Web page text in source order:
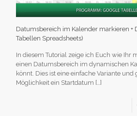
Datumsbereich im Kalender markieren +
Tabellen Spreadsheets)
In diesem Tutorial zeige ich Euch wie Ihr
einen Datumsbereich im dynamischen
könnt. Dies ist eine einfache Variante und
Möglichkeit ein Startdatum […]